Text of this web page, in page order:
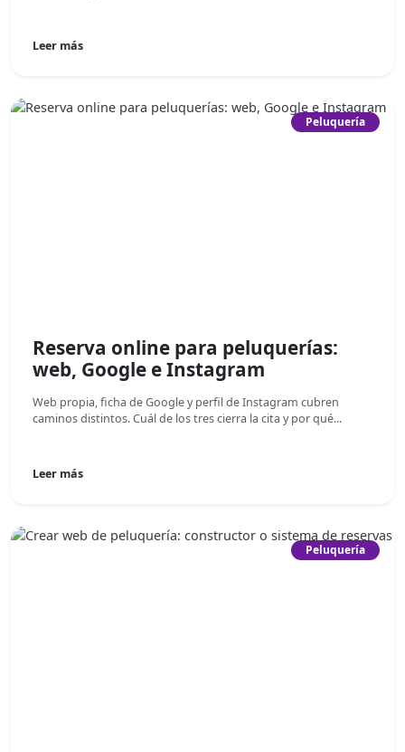
Leer más
Peluquería
Reserva online para peluquerías:
web, Google e Instagram
Web propia, ficha de Google y perfil de Instagram cubren
caminos distintos. Cuál de los tres cierra la cita y por qué...
Leer más
Peluquería